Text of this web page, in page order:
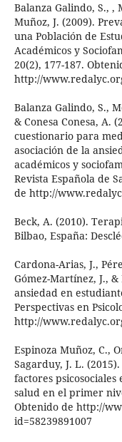
Balanza Galindo, S.,
Muñoz, J. (2009).
una Población de
Académicos y
20(2), 177-187.
http://
Balanza Galindo, S.,
& Conesa Conesa, A.
cuestionario para
asociación de la
académicos y
Revista Española de
de http://
Beck, A. (2010).
Bilbao, España:
Cardona-Arias, J.,
Gómez-Martínez, J.,
ansiedad en
Perspectivas en
http://
Espinoza Muñoz, C.,
Sagarduy, J. L.
factores
salud en el primer
Obtenido de http://
id=58239891007